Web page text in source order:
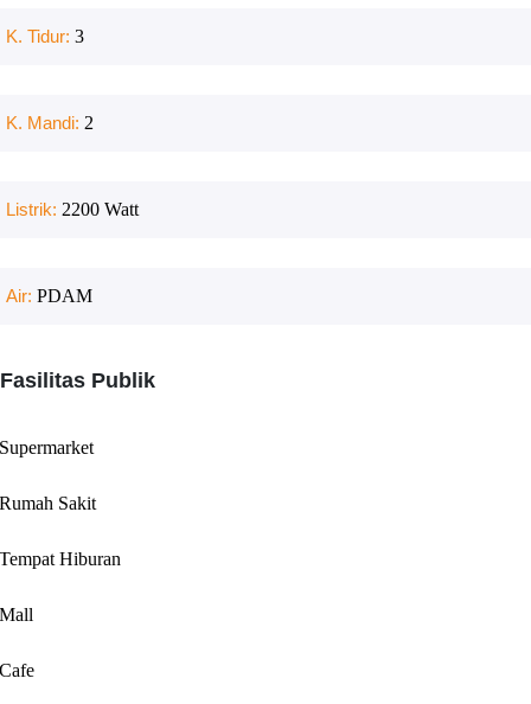
K. Tidur: 3
K. Mandi: 2
Listrik: 2200 Watt
Air: PDAM
Fasilitas Publik
Supermarket
Rumah Sakit
Tempat Hiburan
Mall
Cafe